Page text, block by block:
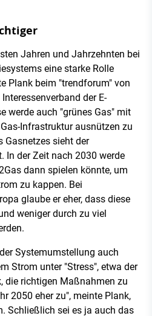
Jahren und Jahrzehnten bei
eine starke Rolle
Plank beim "trendforum" von
der E-
werde auch "grünes Gas" mit
Infrastruktur ausnützen zu
Gasnetzes sieht der
In der Zeit nach 2030 werde
dann spielen könnte, um
zu kappen. Bei
glaube er eher, dass diese
weniger durch zu viel
Systemumstellung auch
Strom unter "Stress", etwa der
die richtigen Maßnahmen zu
2050 eher zu", meinte Plank,
Schließlich sei es ja auch das